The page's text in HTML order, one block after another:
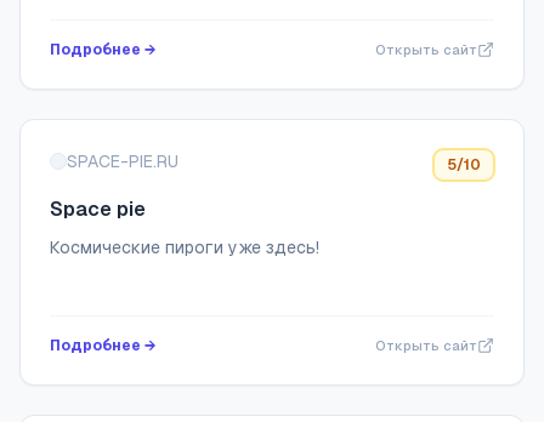
Подробнее → Открыть сайт
SPACE-PIE.RU 5/10
Space pie
Космические пироги уже здесь!
Подробнее → Открыть сайт